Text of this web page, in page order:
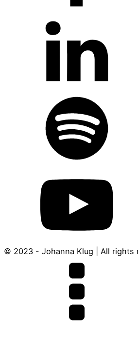
© 2023 - Johanna Klug | All rights